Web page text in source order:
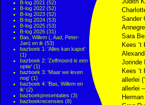
B-log 2021 (52)
B-log 2022 (52)
B-log 2023 (52)
B-log 2024 (53)
B-log 2025 (53)
B-log 2026 (31)
Bas, Willem (, Aad, Peter-
Jan) en ik (53)
bazboek 1: 'Alles kan kapot'
(1)
bazboek 2: 'Zelfmoord is een
optie' (1)
bazboek 3: 'Maar we leven
nog' (1)
bazboek 4: 'Bas, Willem en
ik' (2)
bazboekpresentaties (3)
bazboekrecensies (8)
Sander
Sara
Kees
Jorinde
Kees
allerlei
allerlei